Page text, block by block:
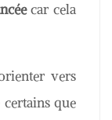
car cela
vers
que